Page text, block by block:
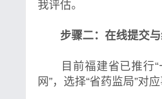
我评估。
步骤二：在线提交与
目前福建省已推行“
网”，选择“省药监局”对